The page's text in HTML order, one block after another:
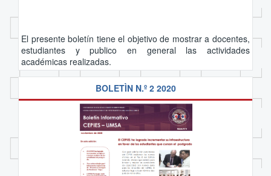
El presente boletín tiene el objetivo de mostrar a docentes,
estudiantes y publico en general las actividades
académicas realizadas.
BOLETÌN N.º 2 2020